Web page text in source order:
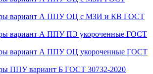
вариант А ППУ ОЦ с МЗИ и КВ ГОСТ
вариант А ППУ ПЭ укороченные ГОСТ
вариант А ППУ ОЦ укороченные ГОСТ
ППУ вариант Б ГОСТ 30732-2020